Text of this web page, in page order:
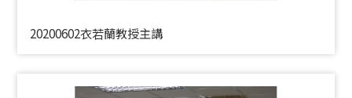
20200602衣若蘭教授主講